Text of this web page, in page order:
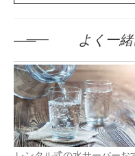
よく一